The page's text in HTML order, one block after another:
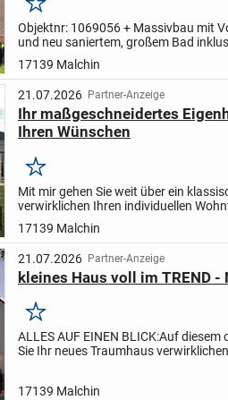
Merken
Objektnr: 1069056+ Massivbau mit
und neu saniertem, großem Bad
Der teils sichtgeschützte Garten inkl.
17139 Malchin
21.07.2026 Partner-Anzeige
Ihr maßgeschneidertes
Ihren Wünschen
Merken
Mit mir gehen Sie weit über ein
verwirklichen Ihren individuellen
stehen dabei immer im Fokus.
17139 Malchin
21.07.2026 Partner-Anzeige
kleines Haus voll im TREND
Merken
ALLES AUF EINEN BLICK:Auf diesem
Sie Ihr neues Traumhaus
17139 Malchin